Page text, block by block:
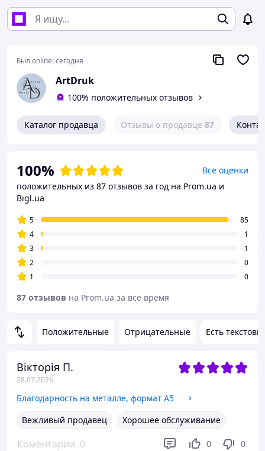
Был online:сегодня
ArtDruk
100% положительных отзывов
Каталог продавца Отзывы о продавце 87
Положительные Отрицательные Есть
Вікторія П.
28.07.2026
Благодарность на металле, формат А5
Вежливый продавец
Хорошее обслуживание
Коментарии 0 0 0
100%
Все оценки
положительных из 87 отзывов за год на Prom.ua и
Bigl.ua
5
85
4
1
3
1
2
0
1
0
87 отзывов на Prom.ua за все время